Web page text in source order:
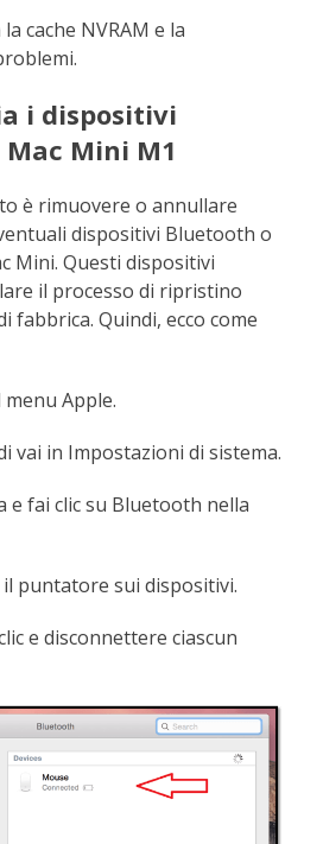
cache NVRAM e la
i dispositivi
Mini M1
è rimuovere o annullare
dispositivi Bluetooth o
Mini. Questi dispositivi
il processo di ripristino
fabbrica. Quindi, ecco come
menu Apple.
vai in Impostazioni di sistema.
e fai clic su Bluetooth nella
puntatore sui dispositivi.
e disconnettere ciascun